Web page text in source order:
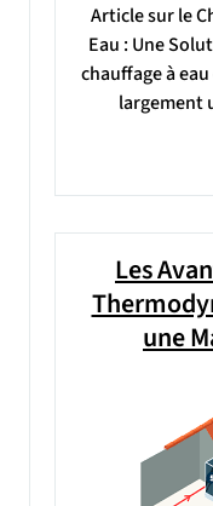
Article sur le
Eau : Une
chauffage à
largement
Les
une